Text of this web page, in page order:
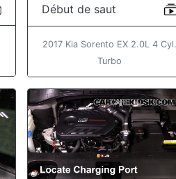
Début de saut
2017 Kia Sorento EX 2.0L 4 Cyl.
Turbo